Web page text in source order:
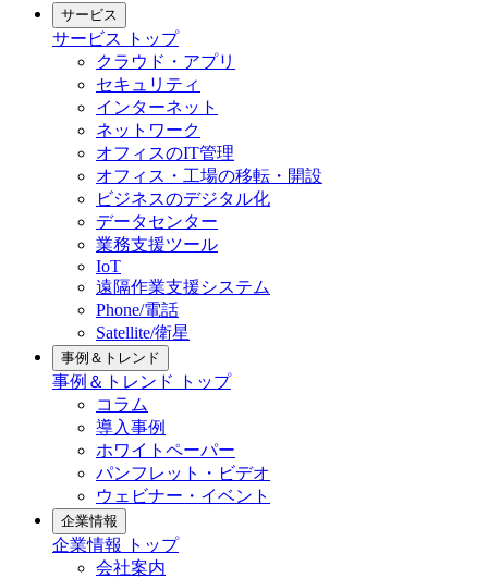
サービス
サービス トップ
クラウド・アプリ
セキュリティ
インターネット
ネットワーク
オフィスのIT管理
オフィス・工場の移転・開設
ビジネスのデジタル化
データセンター
業務支援ツール
IoT
遠隔作業支援システム
Phone/電話
Satellite/衛星
事例＆トレンド
事例＆トレンド トップ
コラム
導入事例
ホワイトペーパー
パンフレット・ビデオ
ウェビナー・イベント
企業情報
企業情報 トップ
会社案内